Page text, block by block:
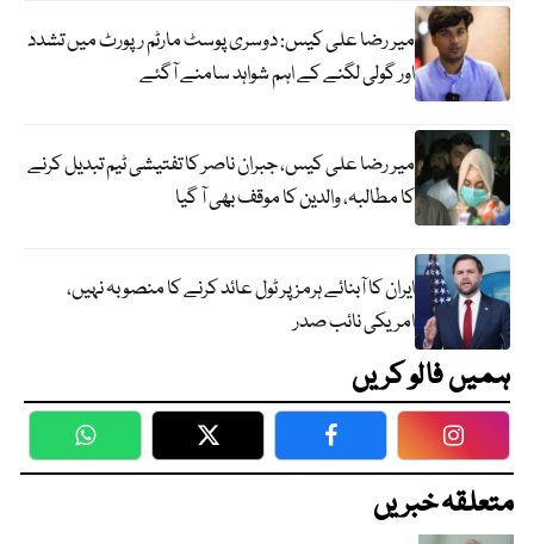
میر رضا علی کیس: دوسری پوسٹ مارٹم رپورٹ میں تشدد
اور گولی لگنے کے اہم شواہد سامنے آگئے
میر رضا علی کیس، جبران ناصر کا تفتیشی ٹیم تبدیل کرنے
کا مطالبہ، والدین کا موقف بھی آ گیا
ایران کا آبنائے ہرمز پر ٹول عائد کرنے کا منصوبہ نہیں،
امریکی نائب صدر
ہمیں فالو کریں
WhatsApp Twitter Facebook
متعلقہ خبریں